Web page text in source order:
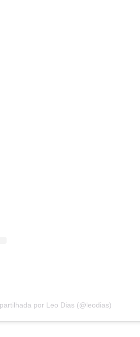
por Leo Dias (@leodias)